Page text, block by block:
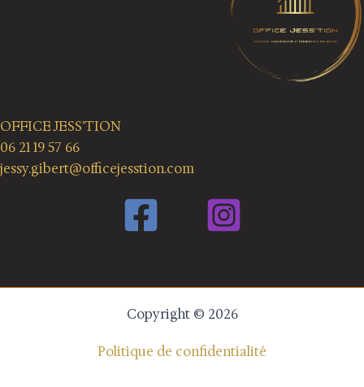
OFFICE JESS'TION
06 21 19 57 66
jessy.gibert@officejesstion.com
Copyright © 2026
Politique de confidentialité